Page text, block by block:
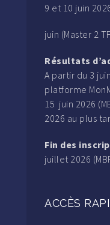
9 et 10 juin
juin (Master 2
Résultats
A partir du 3
platforme
15 juin 2026
2026 au plus
Fin des
juillet 2026
ACCÈS